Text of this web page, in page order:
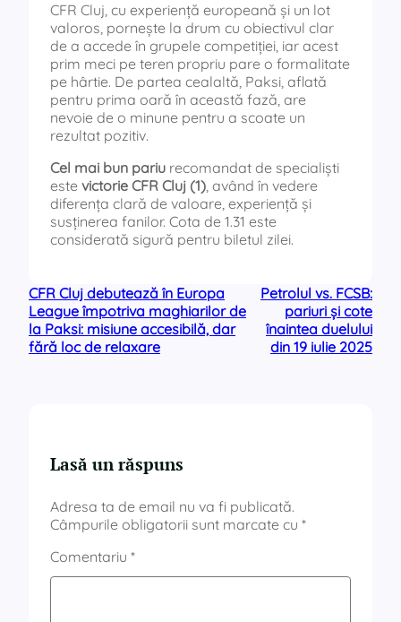
CFR Cluj, cu experiență europeană și un lot
valoros, pornește la drum cu obiectivul clar
de a accede în grupele competiției, iar acest
prim meci pe teren propriu pare o formalitate
pe hârtie. De partea cealaltă, Paksi, aflată
pentru prima oară în această fază, are
nevoie de o minune pentru a scoate un
rezultat pozitiv.
Cel mai bun pariu recomandat de specialiști
este victorie CFR Cluj (1), având în vedere
diferența clară de valoare, experiență și
susținerea fanilor. Cota de 1.31 este
considerată sigură pentru biletul zilei.
CFR Cluj debutează în Europa
League împotriva maghiarilor de
la Paksi: misiune accesibilă, dar
fără loc de relaxare
Petrolul vs. FCSB:
pariuri și cote
înaintea duelului
din 19 iulie 2025
Lasă un răspuns
Adresa ta de email nu va fi publicată.
Câmpurile obligatorii sunt marcate cu *
Comentariu *